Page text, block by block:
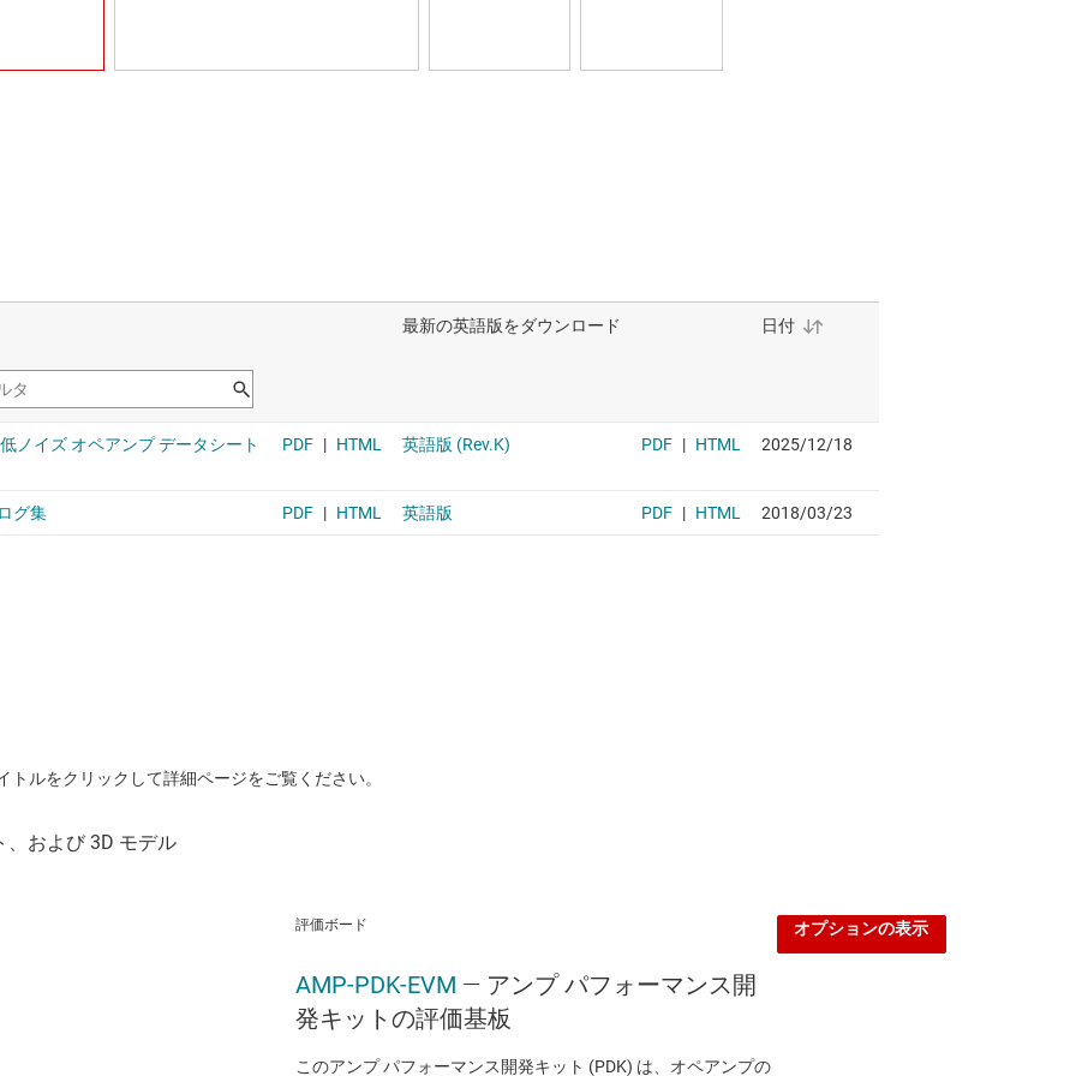
ルをクリックして詳細ページをご覧ください。
評価ボード
AMP-PDK-EVM — アンプ パフォーマンス開
発キットの評価基板
このアンプ パフォーマンス開発キット (PDK) は、オペアンプの
オプションの表示